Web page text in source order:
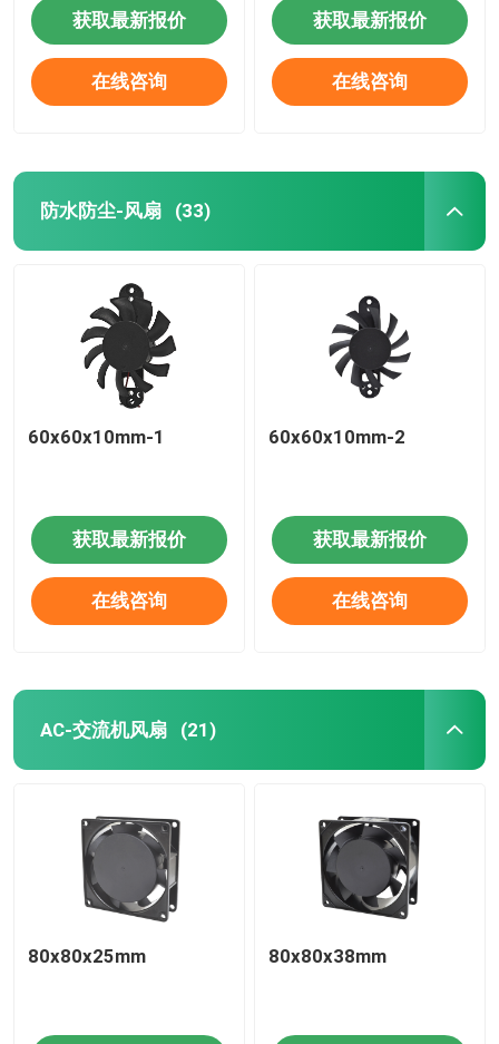
获取最新报价
在线咨询
获取最新报价
在线咨询
防水防尘-风扇 (33)
60x60x10mm-1
获取最新报价
在线咨询
60x60x10mm-2
获取最新报价
在线咨询
AC-交流机风扇 (21)
80x80x25mm 80x80x38mm